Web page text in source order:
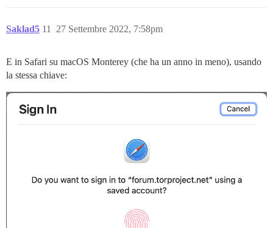
Saklad5 27 Settembre 2022, 7:58pm
11
E in Safari su macOS Monterey (che ha un anno in meno), usando
la stessa chiave: